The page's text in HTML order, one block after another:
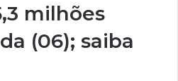
milhões
(06); saiba